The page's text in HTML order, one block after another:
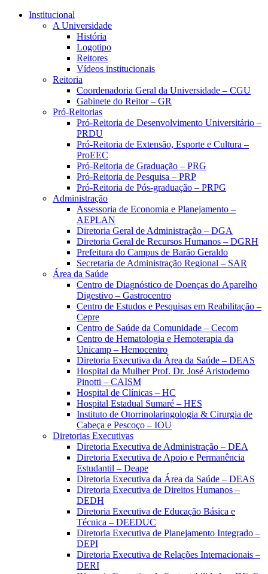
Conteúdo principal
Institucional
A Universidade
História
Logotipo
Reitores
Vídeos institucionais
Reitoria
Coordenadoria Geral da Universidade – CGU
Gabinete do Reitor – GR
Pró-Reitorias
Pró-Reitoria de Desenvolvimento Universitário –
PRDU
Pró-Reitoria de Extensão, Esporte e Cultura –
ProEEC
Pró-Reitoria de Graduação – PRG
Pró-Reitoria de Pesquisa – PRP
Pró-Reitoria de Pós-graduação – PRPG
Administração
Assessoria de Economia e Planejamento –
AEPLAN
Diretoria Geral de Administração – DGA
Diretoria Geral de Recursos Humanos – DGRH
Prefeitura do Campus de Barão Geraldo
Secretaria de Administração Regional – SAR
Área da Saúde
Centro de Diagnóstico de Doenças do Aparelho
Digestivo – Gastrocentro
Centro de Estudos e Pesquisas em Reabilitação –
Cepre
Centro de Saúde da Comunidade – Cecom
Centro de Hematologia e Hemoterapia da
Unicamp – Hemocentro
Diretoria Executiva da Área da Saúde – DEAS
Hospital da Mulher Prof. Dr. José Aristodemo
Pinotti – CAISM
Hospital de Clínicas – HC
Hospital Estadual Sumaré – HES
Instituto de Otorrinolaringologia & Cirurgia de
Cabeça e Pescoço – IOU
Diretorias Executivas
Diretoria Executiva de Administração – DEA
Diretoria Executiva de Apoio e Permanência
Estudantil – Deape
Diretoria Executiva da Área da Saúde – DEAS
Diretoria Executiva de Direitos Humanos –
DEDH
Diretoria Executiva de Educação Básica e
Técnica – DEEDUC
Diretoria Executiva de Planejamento Integrado –
DEPI
Diretoria Executiva de Relações Internacionais –
DERI